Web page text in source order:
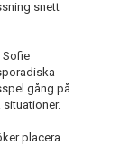
snett
Sofie
gång på
situationer.
placera